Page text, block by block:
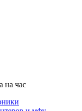
на час